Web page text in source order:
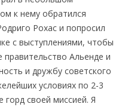
к нему обратился
Рохас и попросил
с выступлениями, чтобы
Альенде и
и дружбу советского
условиях по 2-3
горд своей миссией. Я